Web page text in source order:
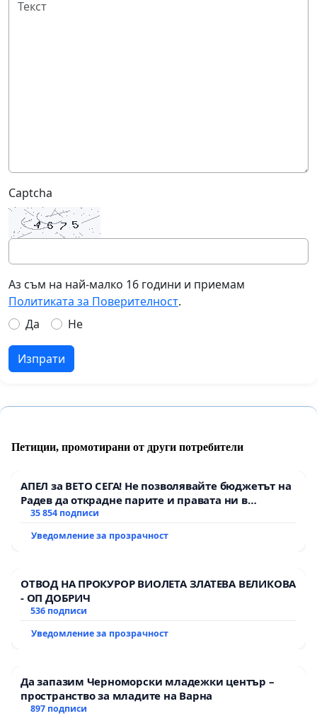
Captcha
Аз съм на най-малко 16 години и приемам
Политиката за Поверителност.
Да
Не
Изпрати
Петиции, промотирани от други потребители
АПЕЛ за ВЕТО СЕГА! Не позволявайте бюджетът на
Радев да открадне парите и правата ни в
тъмното
35 854 подписи
Уведомление за прозрачност
ОТВОД НА ПРОКУРОР ВИОЛЕТА ЗЛАТЕВА ВЕЛИКОВА
- ОП ДОБРИЧ
536 подписи
Уведомление за прозрачност
Да запазим Черноморски младежки център –
пространство за младите на Варна
897 подписи